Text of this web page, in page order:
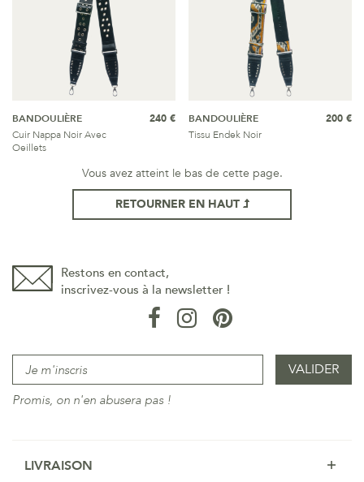
BANDOULIÈRE
Cuir Nappa Noir Avec
Oeillets
240 €
BANDOULIÈRE
Tissu Endek Noir
200 €
Vous avez atteint le bas de cette page.
RETOURNER EN HAUT
Restons en contact,
inscrivez-vous à la newsletter !
Promis, on n'en abusera pas !
LIVRAISON